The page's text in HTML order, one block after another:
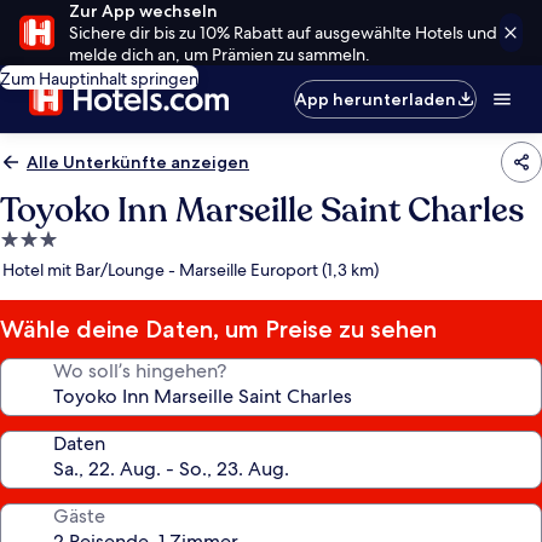
Zur App wechseln
Sichere dir bis zu 10% Rabatt auf ausgewählte Hotels und
melde dich an, um Prämien zu sammeln.
Zum Hauptinhalt springen
App herunterladen
Alle Unterkünfte anzeigen
Toyoko Inn Marseille Saint Charles
3.0-
Sterne-
Hotel mit Bar/Lounge - Marseille Europort (1,3 km)
Wähle deine Daten, um Preise zu sehen
Wo soll’s hingehen?
Daten
Gäste